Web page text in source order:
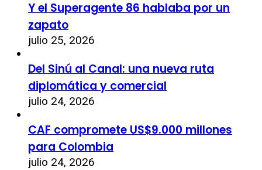
Y el Superagente 86 hablaba por un
zapato
julio 25, 2026
Del Sinú al Canal: una nueva ruta
diplomática y comercial
julio 24, 2026
CAF compromete US$9.000 millones
para Colombia
julio 24, 2026